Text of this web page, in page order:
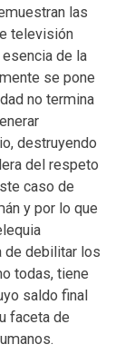
las
televisión
de la
se pone
no termina
destruyendo
del respeto
caso de
y por lo que
de debilitar los
todas, tiene
saldo final
faceta de